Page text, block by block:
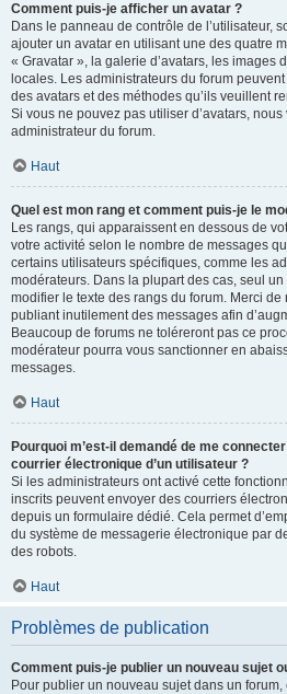
Comment puis-je afficher un avatar ?
Dans le panneau de contrôle de l’utilisateur,
ajouter un avatar en utilisant une des quatre
« Gravatar », la galerie d’avatars, les images
locales. Les administrateurs du forum
des avatars et des méthodes qu’ils veuillent
Si vous ne pouvez pas utiliser d’avatars,
administrateur du forum.
Haut
Quel est mon rang et comment puis-je le
Les rangs, qui apparaissent en dessous de
votre activité selon le nombre de messages
certains utilisateurs spécifiques, comme les
modérateurs. Dans la plupart des cas, seul
modifier le texte des rangs du forum. Merci
publiant inutilement des messages afin
Beaucoup de forums ne toléreront pas ce
modérateur pourra vous sanctionner en
messages.
Haut
Pourquoi m’est-il demandé de me
courrier électronique d’un utilisateur ?
Si les administrateurs ont activé cette
inscrits peuvent envoyer des courriers
depuis un formulaire dédié. Cela permet
du système de messagerie électronique par
des robots.
Haut
Problèmes de publication
Comment puis-je publier un nouveau sujet
Pour publier un nouveau sujet dans un